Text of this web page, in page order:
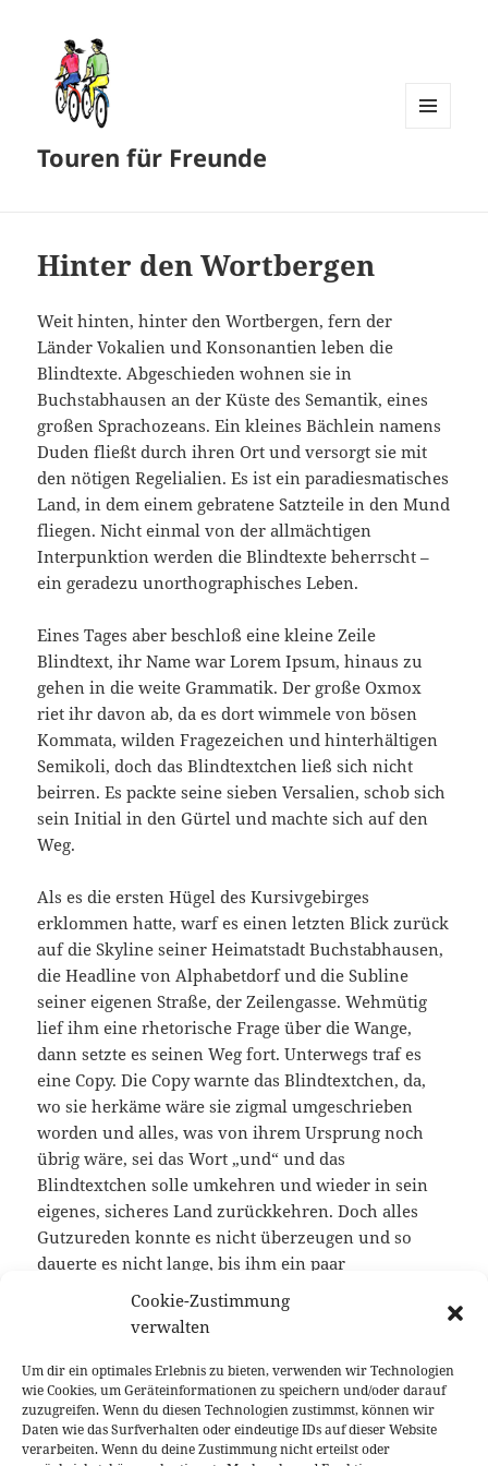
Cookie-Zustimmung
verwalten
Um dir ein optimales Erlebnis zu bieten, verwenden wir Technologien
wie Cookies, um Geräteinformationen zu speichern und/oder darauf
zuzugreifen. Wenn du diesen Technologien zustimmst, können wir
Daten wie das Surfverhalten oder eindeutige IDs auf dieser Website
verarbeiten. Wenn du deine Zustimmung nicht erteilst oder
Touren für Freunde
Hinter den Wortbergen
Weit hinten, hinter den Wortbergen, fern der
Länder Vokalien und Konsonantien leben die
Blindtexte. Abgeschieden wohnen sie in
Buchstabhausen an der Küste des Semantik, eines
großen Sprachozeans. Ein kleines Bächlein namens
Duden fließt durch ihren Ort und versorgt sie mit
den nötigen Regelialien. Es ist ein paradiesmatisches
Land, in dem einem gebratene Satzteile in den Mund
fliegen. Nicht einmal von der allmächtigen
Interpunktion werden die Blindtexte beherrscht –
ein geradezu unorthographisches Leben.
Eines Tages aber beschloß eine kleine Zeile
Blindtext, ihr Name war Lorem Ipsum, hinaus zu
gehen in die weite Grammatik. Der große Oxmox
riet ihr davon ab, da es dort wimmele von bösen
Kommata, wilden Fragezeichen und hinterhältigen
Semikoli, doch das Blindtextchen ließ sich nicht
beirren. Es packte seine sieben Versalien, schob sich
sein Initial in den Gürtel und machte sich auf den
Weg.
Als es die ersten Hügel des Kursivgebirges
erklommen hatte, warf es einen letzten Blick zurück
auf die Skyline seiner Heimatstadt Buchstabhausen,
die Headline von Alphabetdorf und die Subline
seiner eigenen Straße, der Zeilengasse. Wehmütig
lief ihm eine rhetorische Frage über die Wange,
dann setzte es seinen Weg fort. Unterwegs traf es
eine Copy. Die Copy warnte das Blindtextchen, da,
wo sie herkäme wäre sie zigmal umgeschrieben
worden und alles, was von ihrem Ursprung noch
übrig wäre, sei das Wort „und“ und das
Blindtextchen solle umkehren und wieder in sein
eigenes, sicheres Land zurückkehren. Doch alles
Gutzureden konnte es nicht überzeugen und so
dauerte es nicht lange, bis ihm ein paar
heimtückische Werbetexter auflauerten, es mit
Longe und Parole betrunken machten und es dann
Projekte wieder und wieder mißbrauchten. Und
wenn es nicht umgeschrieben wurde, dann
benutzen Sie es immernoch. Weit hinten, hinter den
Wortbergen, fern der Länder Vokalien und